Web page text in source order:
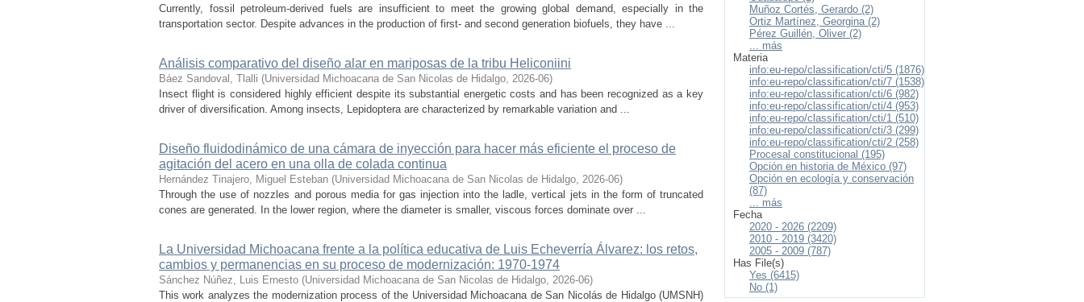
Currently, fossil petroleum-derived fuels are insufficient to meet the growing global demand, especially in the
transportation sector. Despite advances in the production of first- and second generation biofuels, they have ...
Análisis comparativo del diseño alar en mariposas de la tribu Heliconiini
Báez Sandoval, Tlalli (Universidad Michoacana de San Nicolas de Hidalgo, 2026-06)
Insect flight is considered highly efficient despite its substantial energetic costs and has been recognized as a key
driver of diversification. Among insects, Lepidoptera are characterized by remarkable variation and ...
Diseño fluidodinámico de una cámara de inyección para hacer más eficiente el proceso de
agitación del acero en una olla de colada continua
Hernández Tinajero, Miguel Esteban (Universidad Michoacana de San Nicolas de Hidalgo, 2026-06)
Through the use of nozzles and porous media for gas injection into the ladle, vertical jets in the form of truncated
cones are generated. In the lower region, where the diameter is smaller, viscous forces dominate over ...
La Universidad Michoacana frente a la política educativa de Luis Echeverría Álvarez: los retos,
cambios y permanencias en su proceso de modernización: 1970-1974
Sánchez Núñez, Luis Ernesto (Universidad Michoacana de San Nicolas de Hidalgo, 2026-06)
This work analyzes the modernization process of the Universidad Michoacana de San Nicolás de Hidalgo (UMSNH)
Muñoz Cortés, Gerardo (2)
Ortiz Martínez, Georgina (2)
Pérez Guillén, Oliver (2)
... más
Materia
info:eu-repo/classification/cti/5 (1876)
info:eu-repo/classification/cti/7 (1538)
info:eu-repo/classification/cti/6 (982)
info:eu-repo/classification/cti/4 (953)
info:eu-repo/classification/cti/1 (510)
info:eu-repo/classification/cti/3 (299)
info:eu-repo/classification/cti/2 (258)
Procesal constitucional (195)
Opción en historia de México (97)
Opción en ecología y conservación
(87)
... más
Fecha
2020 - 2026 (2209)
2010 - 2019 (3420)
2005 - 2009 (787)
Has File(s)
Yes (6415)
No (1)